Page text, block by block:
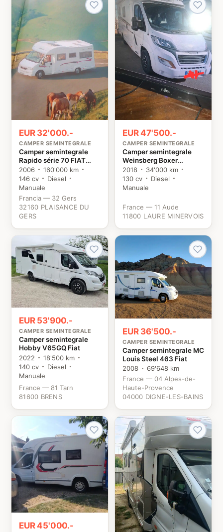
EUR 32'000.-
CAMPER SEMINTEGRALE
Camper semintegrale
Rapido série 70 FIAT
ALKO Fiat
2006
160'000 km
146 cv
Diesel
Manuale
Francia — 32 Gers
32160 PLAISANCE DU
GERS
EUR 47'500.-
CAMPER SEMINTEGRALE
Camper semintegrale
Weinsberg Boxer
Peugeot
2018
34'000 km
130 cv
Diesel
Manuale
France — 11 Aude
11800 LAURE MINERVOIS
EUR 53'900.-
CAMPER SEMINTEGRALE
Camper semintegrale
Hobby V65GQ Fiat
2022
18'500 km
140 cv
Diesel
Manuale
France — 81 Tarn
81600 BRENS
EUR 36'500.-
CAMPER SEMINTEGRALE
Camper semintegrale MC
Louis Steel 463 Fiat
2008
69'648 km
France — 04 Alpes-de-
Haute-Provence
04000 DIGNE-LES-BAINS
EUR 45'000.-